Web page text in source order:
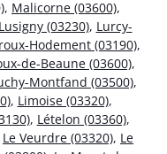
, Malicorne (03600),
Lusigny (03230), Lurcy-
Hodement (03190),
de-Beaune (03600),
Montfand (03500),
, Limoise (03320),
, Lételon (03360),
Le Veurdre (03320), Le